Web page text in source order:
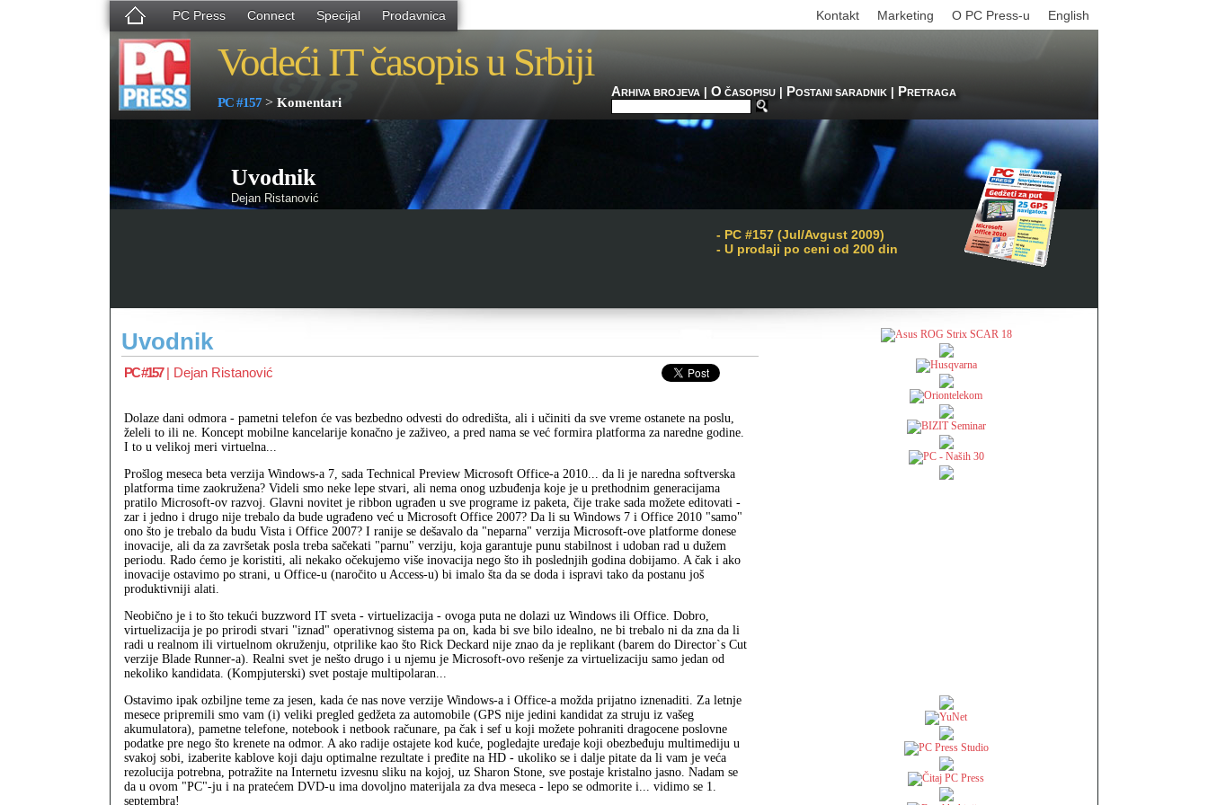
PC Press Connect Specijal Prodavnica English
O PC Press-u
Marketing
Kontakt
Vodeći IT časopis u Srbiji
PC #157> Komentari
ARHIVA BROJEVA| O ČASOPISU| POSTANI SARADNIK| PRETRAGA
Uvodnik
Dejan Ristanović
- PC #157 (Jul/Avgust 2009)
- U prodaji po ceni od 200 din
Uvodnik
PC #157| Dejan Ristanović
Dolaze dani odmora - pametni telefon će vas bezbedno odvesti do odredišta, ali i učiniti da sve vreme ostanete na poslu,
želeli to ili ne. Koncept mobilne kancelarije konačno je zaživeo, a pred nama se već formira platforma za naredne godine.
I to u velikoj meri virtuelna...
Prošlog meseca beta verzija Windows-a 7, sada Technical Preview Microsoft Office-a 2010... da li je naredna softverska
platforma time zaokružena? Videli smo neke lepe stvari, ali nema onog uzbuđenja koje je u prethodnim generacijama
pratilo Microsoft-ov razvoj. Glavni novitet je ribbon ugrađen u sve programe iz paketa, čije trake sada možete editovati -
zar i jedno i drugo nije trebalo da bude ugrađeno već u Microsoft Office 2007? Da li su Windows 7 i Office 2010 "samo"
ono što je trebalo da budu Vista i Office 2007? I ranije se dešavalo da "neparna" verzija Microsoft-ove platforme donese
inovacije, ali da za završetak posla treba sačekati "parnu" verziju, koja garantuje punu stabilnost i udoban rad u dužem
periodu. Rado ćemo je koristiti, ali nekako očekujemo više inovacija nego što ih poslednjih godina dobijamo. A čak i ako
inovacije ostavimo po strani, u Office-u (naročito u Access-u) bi imalo šta da se doda i ispravi tako da postanu još
produktivniji alati.
Neobično je i to što tekući buzzword IT sveta - virtuelizacija - ovoga puta ne dolazi uz Windows ili Office. Dobro,
virtuelizacija je po prirodi stvari "iznad" operativnog sistema pa on, kada bi sve bilo idealno, ne bi trebalo ni da zna da li
radi u realnom ili virtuelnom okruženju, otprilike kao što Rick Deckard nije znao da je replikant (barem do Director`s Cut
verzije Blade Runner-a). Realni svet je nešto drugo i u njemu je Microsoft-ovo rešenje za virtuelizaciju samo jedan od
nekoliko kandidata. (Kompjuterski) svet postaje multipolaran...
Ostavimo ipak ozbiljne teme za jesen, kada će nas nove verzije Windows-a i Office-a možda prijatno iznenaditi. Za letnje
mesece pripremili smo vam (i) veliki pregled gedžeta za automobile (GPS nije jedini kandidat za struju iz vašeg
akumulatora), pametne telefone, notebook i netbook računare, pa čak i sef u koji možete pohraniti dragocene poslovne
podatke pre nego što krenete na odmor. A ako radije ostajete kod kuće, pogledajte uređaje koji obezbeđuju multimediju u
svakoj sobi, izaberite kablove koji daju optimalne rezultate i pređite na HD - ukoliko se i dalje pitate da li vam je veća
rezolucija potrebna, potražite na Internetu izvesnu sliku na kojoj, uz Sharon Stone, sve postaje kristalno jasno. Nadam se
da u ovom "PC"-ju i na pratećem DVD-u ima dovoljno materijala za dva meseca - lepo se odmorite i... vidimo se 1.
septembra!